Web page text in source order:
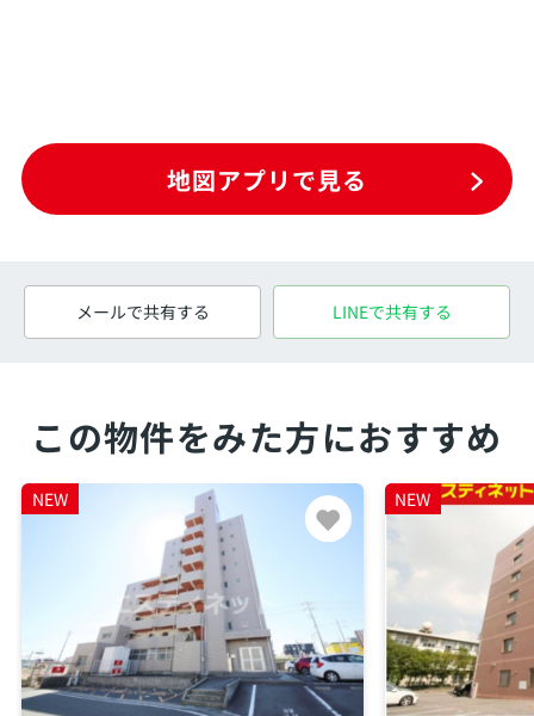
地図アプリで見る
メールで共有する LINEで共有する
この物件をみた方におすすめ
NEW NEW